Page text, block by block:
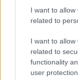
I want to
related to
I want to
related to
functionality
user protection.
ne rontsa el egy
rendkívül fontos a
felkészülten vágysz
biztonság garantált
meg, milyen